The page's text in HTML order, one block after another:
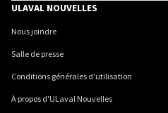
ULAVAL NOUVELLES
Nous joindre
Salle de presse
Conditions générales d'utilisation
À propos d'ULaval Nouvelles